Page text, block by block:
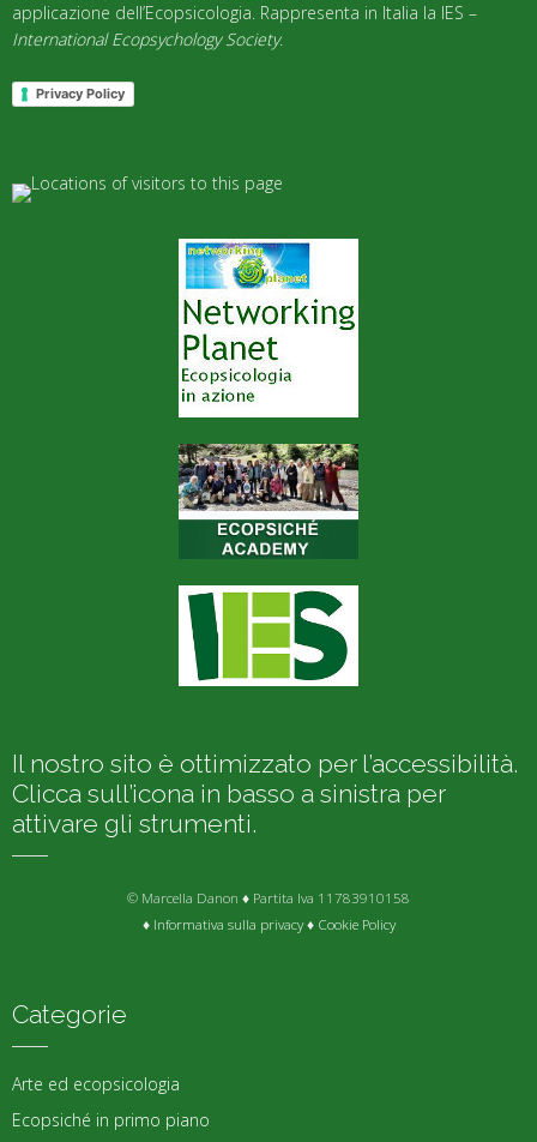
applicazione dell’Ecopsicologia. Rappresenta in Italia la IES –
International Ecopsychology Society.
Privacy Policy
Il nostro sito è ottimizzato per l’accessibilità.
Clicca sull’icona in basso a sinistra per
attivare gli strumenti.
© Marcella Danon ♦ Partita Iva 11783910158
♦ Informativa sulla privacy♦ Cookie Policy
Categorie
Arte ed ecopsicologia
Ecopsiché in primo piano